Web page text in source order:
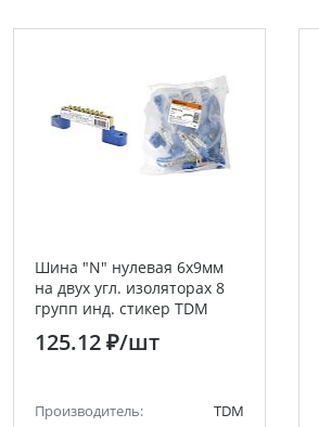
Шина "N" нулевая 6х9мм
на двух угл. изоляторах 8
групп инд. стикер TDM
125.12 ₽/шт
Производитель:
TDM